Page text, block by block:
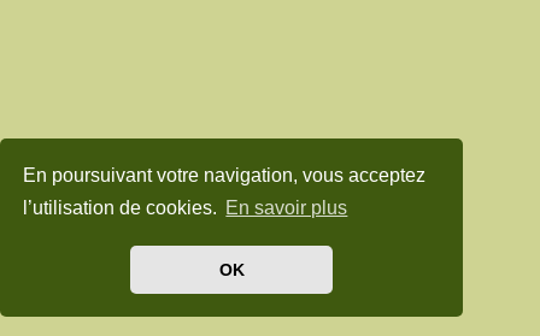
En poursuivant votre navigation, vous acceptez
l’utilisation de cookies. En savoir plus
OK